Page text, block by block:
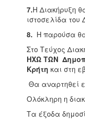
7.Η Διακήρυξη
ιστοσελίδα του
8. Η παρούσα
Στο Τεύχος
ΗΧΩ ΤΩΝ
Κρήτη και στη
Θα αναρτηθεί
Ολόκληρη η
Τα έξοδα